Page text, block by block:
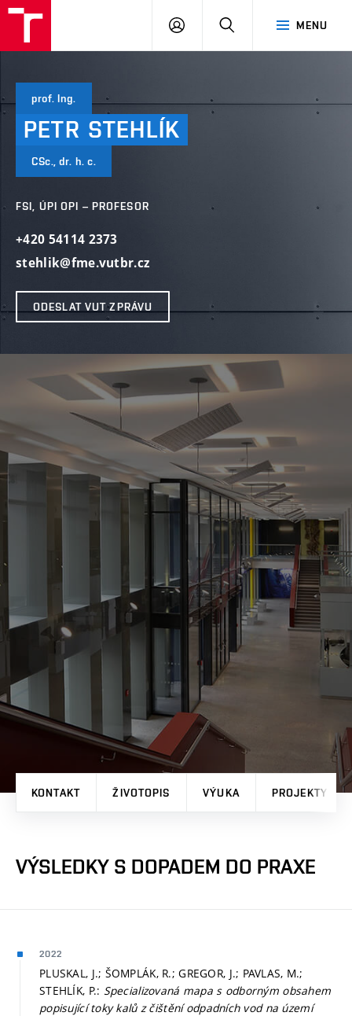
MENU
PŘIHLÁSIT
prof. Ing.
PETR STEHLÍK
CSc., dr. h. c.
FSI, ÚPI OPI – PROFESOR
+420 54114 2373
stehlik@fme.vutbr.cz
ODESLAT VUT ZPRÁVU
KONTAKT ŽIVOTOPIS VÝUKA PROJEKTY
VÝSLEDKY S DOPADEM DO PRAXE
2022
PLUSKAL, J.; ŠOMPLÁK, R.; GREGOR, J.; PAVLAS, M.;
STEHLÍK, P.: Specializovaná mapa s odborným obsahem
popisující toky kalů z čištění odpadních vod na území